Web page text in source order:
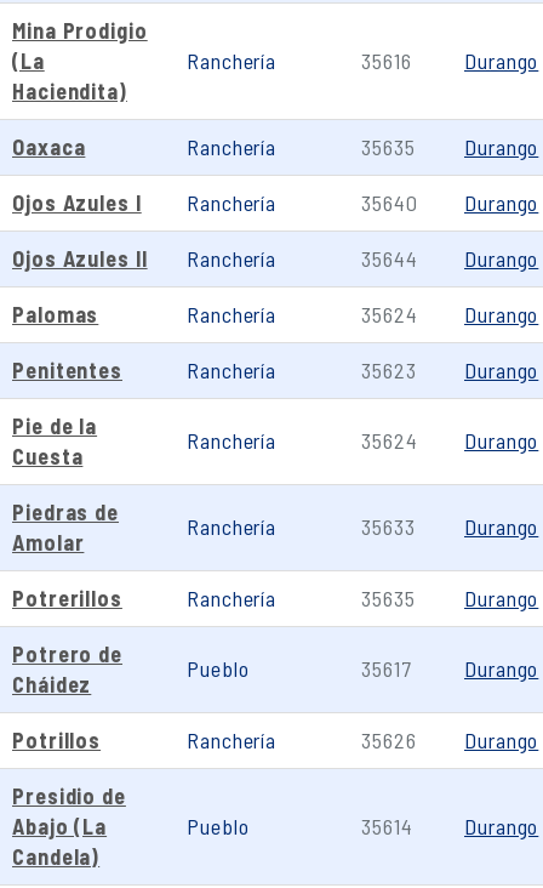
Mina Prodigio
(La
Haciendita)
Ranchería 35616 Durango
Oaxaca Ranchería 35635 Durango
Ojos Azules I Ranchería 35640 Durango
Ojos Azules II Ranchería 35644 Durango
Palomas Ranchería 35624 Durango
Penitentes Ranchería 35623 Durango
Pie de la
Cuesta
Ranchería 35624 Durango
Piedras de
Amolar
Ranchería 35633 Durango
Potrerillos Ranchería 35635 Durango
Potrero de
Cháidez
Pueblo 35617 Durango
Potrillos Ranchería 35626 Durango
Presidio de
Abajo (La
Candela)
Pueblo 35614 Durango